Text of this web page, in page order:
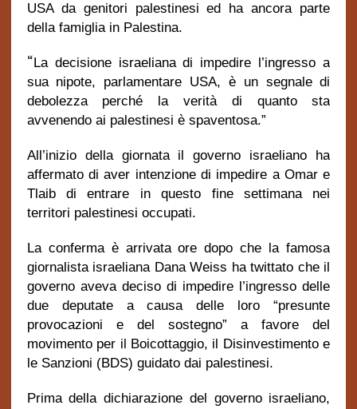
USA da genitori palestinesi ed ha ancora parte
della famiglia in Palestina.
“La decisione israeliana di impedire l’ingresso a
sua nipote, parlamentare USA, è un segnale di
debolezza perché la verità di quanto sta
avvenendo ai palestinesi è spaventosa.”
All’inizio della giornata il governo israeliano ha
affermato di aver intenzione di impedire a Omar e
Tlaib di entrare in questo fine settimana nei
territori palestinesi occupati.
La conferma è arrivata ore dopo che la famosa
giornalista israeliana Dana Weiss ha twittato che il
governo aveva deciso di impedire l’ingresso delle
due deputate a causa delle loro “presunte
provocazioni e del sostegno” a favore del
movimento per il Boicottaggio, il Disinvestimento e
le Sanzioni (BDS) guidato dai palestinesi.
Prima della dichiarazione del governo israeliano,